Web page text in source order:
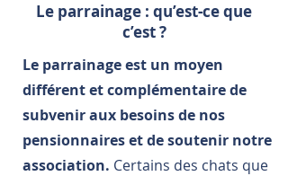
Le parrainage : qu’est-ce que
c’est ?
Le parrainage est un moyen
différent et complémentaire de
subvenir aux besoins de nos
pensionnaires et de soutenir notre
association. Certains des chats que